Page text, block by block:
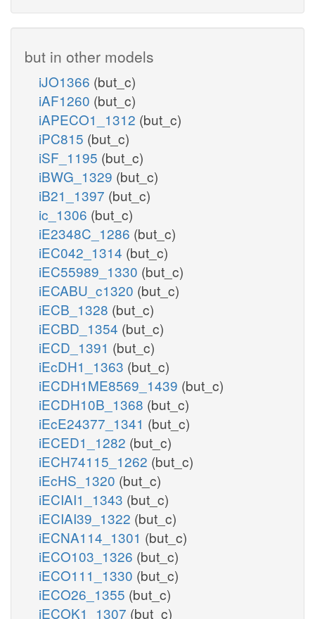
but in other models
iJO1366 (but_c)
iAF1260 (but_c)
iAPECO1_1312 (but_c)
iPC815 (but_c)
iSF_1195 (but_c)
iBWG_1329 (but_c)
iB21_1397 (but_c)
ic_1306 (but_c)
iE2348C_1286 (but_c)
iEC042_1314 (but_c)
iEC55989_1330 (but_c)
iECABU_c1320 (but_c)
iECB_1328 (but_c)
iECBD_1354 (but_c)
iECD_1391 (but_c)
iEcDH1_1363 (but_c)
iECDH1ME8569_1439 (but_c)
iECDH10B_1368 (but_c)
iEcE24377_1341 (but_c)
iECED1_1282 (but_c)
iECH74115_1262 (but_c)
iEcHS_1320 (but_c)
iECIAI1_1343 (but_c)
iECIAI39_1322 (but_c)
iECNA114_1301 (but_c)
iECO103_1326 (but_c)
iECO111_1330 (but_c)
iECO26_1355 (but_c)
iECOK1_1307 (but_c)